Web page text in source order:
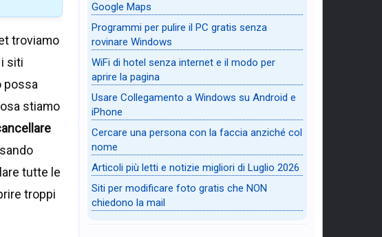
troviamo
siti
possa
stiamo
tutte le
troppi
Google Maps
Programmi per pulire il PC gratis senza
rovinare Windows
WiFi di hotel senza internet e il modo per
aprire la pagina
Usare Collegamento a Windows su Android e
iPhone
Cercare una persona con la faccia anziché col
nome
Articoli più letti e notizie migliori di Luglio 2026
Siti per modificare foto gratis che NON
chiedono la mail